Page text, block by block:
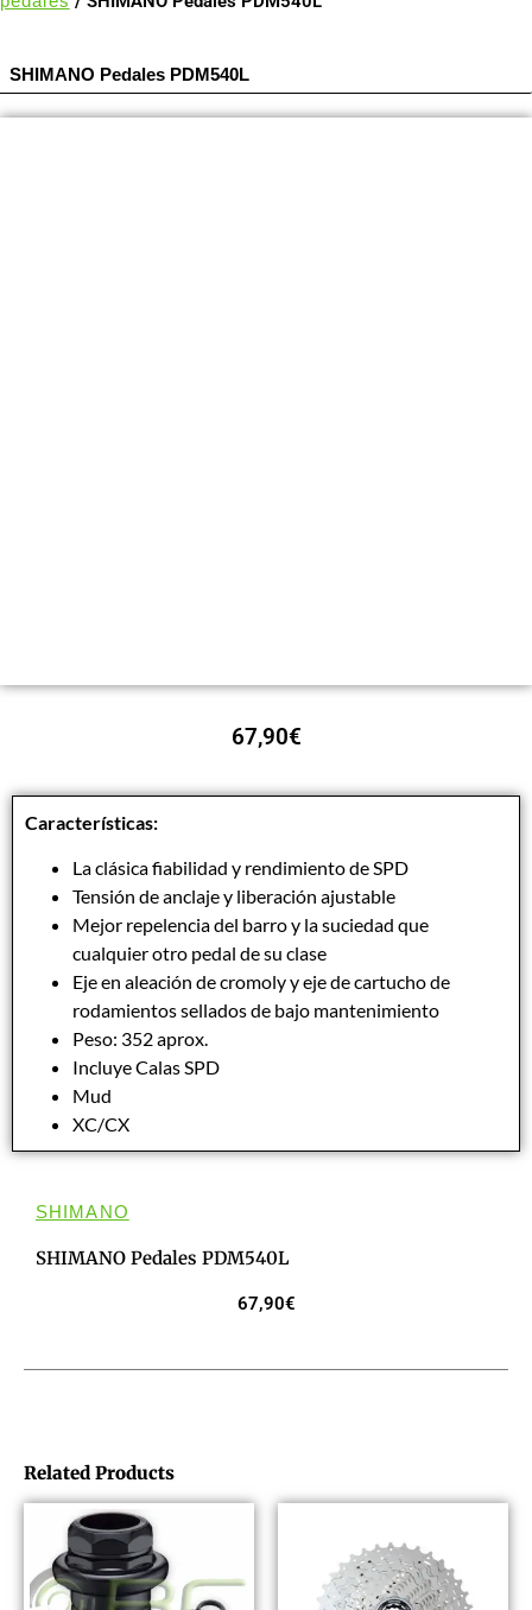
SHIMANO Pedales PDM540L
67,90€
Características:
La clásica fiabilidad y rendimiento de SPD
Tensión de anclaje y liberación ajustable
Mejor repelencia del barro y la suciedad que
cualquier otro pedal de su clase
Eje en aleación de cromoly y eje de cartucho de
rodamientos sellados de bajo mantenimiento
Peso: 352 aprox.
Incluye Calas SPD
Mud
XC/CX
SHIMANO
SHIMANO Pedales PDM540L
67,90€
Related Products